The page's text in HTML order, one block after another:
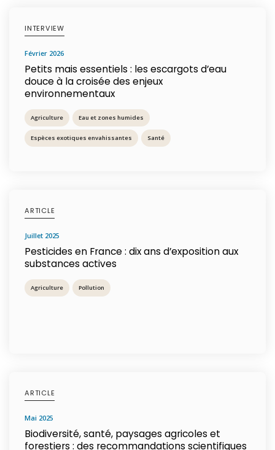
INTERVIEW
février 2026
Petits mais essentiels : les escargots d’eau
douce à la croisée des enjeux
environnementaux
Agriculture Eau et zones humides
Espèces exotiques envahissantes Santé
ARTICLE
juillet 2025
Pesticides en France : dix ans d’exposition aux
substances actives
Agriculture Pollution
ARTICLE
mai 2025
Biodiversité, santé, paysages agricoles et
forestiers : des recommandations scientifiques